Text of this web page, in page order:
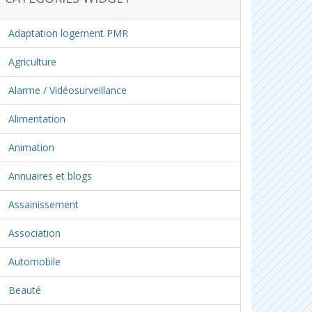
Adaptation logement PMR
Agriculture
Alarme / Vidéosurveillance
Alimentation
Animation
Annuaires et blogs
Assainissement
Association
Automobile
Beauté